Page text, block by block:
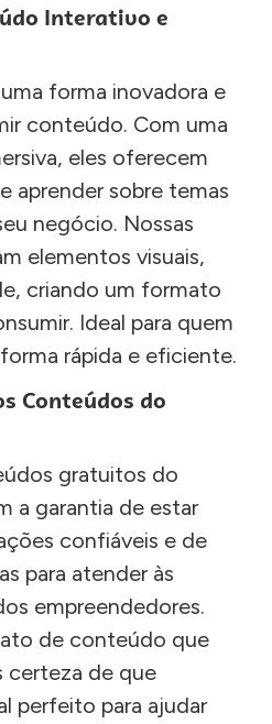
Interativo e
forma inovadora e
conteúdo. Com uma
eles oferecem
aprender sobre temas
negócio. Nossas
elementos visuais,
criando um formato
Ideal para quem
rápida e eficiente.
Conteúdos do
gratuitos do
a garantia de estar
confiáveis e de
para atender às
empreendedores.
de conteúdo que
certeza de que
perfeito para ajudar